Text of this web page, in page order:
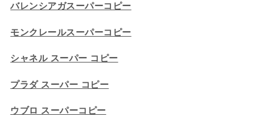
バレンシアガスーパーコピー
モンクレールスーパーコピー
シャネル スーパー コピー
プラダ スーパー コピー
ウブロ スーパーコピー